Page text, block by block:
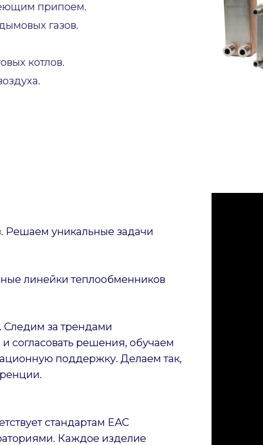
припоем.
газов.
котлов.
уникальные задачи
линейки теплообменников
стандартам EAC
Каждое изделие
за трендами
согласовать решения, обучаем
поддержку. Делаем так,